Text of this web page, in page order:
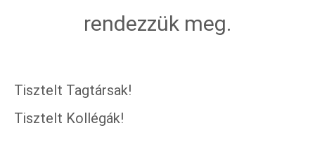
rendezzük meg.
Tisztelt Tagtársak!
Tisztelt Kollégák!